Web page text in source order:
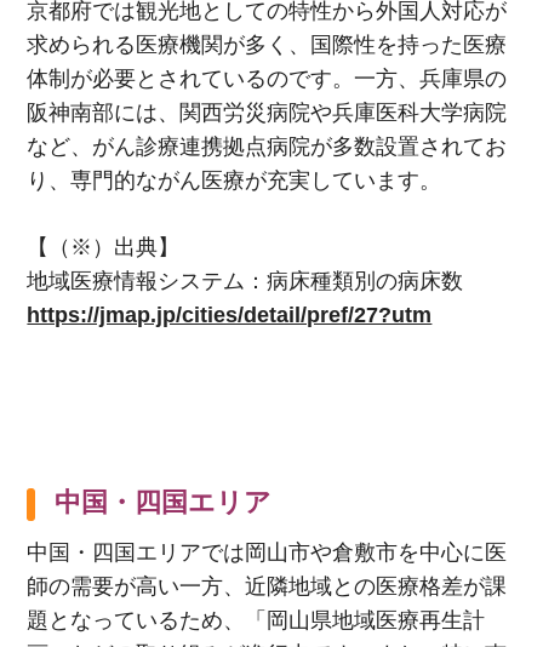
京都府では観光地としての特性から外国人対応が
求められる医療機関が多く、国際性を持った医療
体制が必要とされているのです。一方、兵庫県の
阪神南部には、関西労災病院や兵庫医科大学病院
など、がん診療連携拠点病院が多数設置されてお
り、専門的ながん医療が充実しています。
【（ ※ ）出典】
地域医療情報システム：病床種類別の病床数
https://jmap.jp/cities/detail/pref/27?utm
中国・四国エリア
中国・四国エリアでは岡山市や倉敷市を中心に医
師の需要が高い一方、近隣地域との医療格差が課
題となっているため、「岡山県地域医療再生計